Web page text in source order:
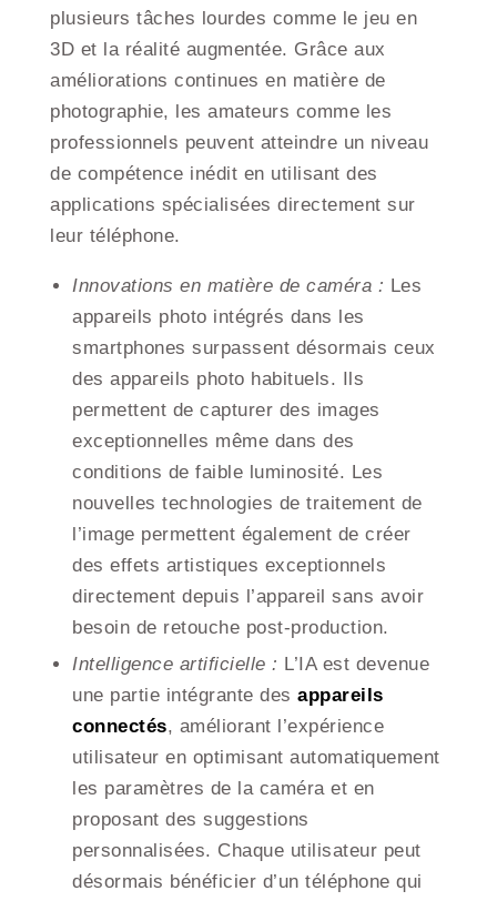
plusieurs tâches lourdes comme le jeu en
3D et la réalité augmentée. Grâce aux
améliorations continues en matière de
photographie, les amateurs comme les
professionnels peuvent atteindre un niveau
de compétence inédit en utilisant des
applications spécialisées directement sur
leur téléphone.
Innovations en matière de caméra : Les
appareils photo intégrés dans les
smartphones surpassent désormais ceux
des appareils photo habituels. Ils
permettent de capturer des images
exceptionnelles même dans des
conditions de faible luminosité. Les
nouvelles technologies de traitement de
l’image permettent également de créer
des effets artistiques exceptionnels
directement depuis l’appareil sans avoir
besoin de retouche post-production.
Intelligence artificielle : L’IA est devenue
une partie intégrante des appareils
connectés, améliorant l’expérience
utilisateur en optimisant automatiquement
les paramètres de la caméra et en
proposant des suggestions
personnalisées. Chaque utilisateur peut
désormais bénéficier d’un téléphone qui